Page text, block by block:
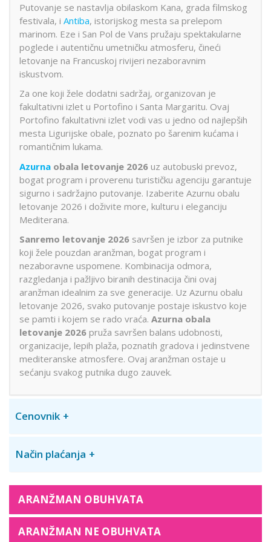
Putovanje se nastavlja obilaskom Kana, grada filmskog
festivala, i Antiba, istorijskog mesta sa prelepom
marinom. Eze i San Pol de Vans pružaju spektakularne
poglede i autentičnu umetničku atmosferu, čineći
letovanje na Francuskoj rivijeri nezaboravnim
iskustvom.
Za one koji žele dodatni sadržaj, organizovan je
fakultativni izlet u Portofino i Santa Margaritu. Ovaj
Portofino fakultativni izlet vodi vas u jedno od najlepših
mesta Ligurijske obale, poznato po šarenim kućama i
romantičnim lukama.
Azurna obala letovanje 2026 uz autobuski prevoz,
bogat program i proverenu turističku agenciju garantuje
sigurno i sadržajno putovanje. Izaberite Azurnu obalu
letovanje 2026 i doživite more, kulturu i eleganciju
Mediterana.
Sanremo letovanje 2026 savršen je izbor za putnike
koji žele pouzdan aranžman, bogat program i
nezaboravne uspomene. Kombinacija odmora,
razgledanja i pažljivo biranih destinacija čini ovaj
aranžman idealnim za sve generacije. Uz Azurnu obalu
letovanje 2026, svako putovanje postaje iskustvo koje
se pamti i kojem se rado vraća. Azurna obala
letovanje 2026 pruža savršen balans udobnosti,
organizacije, lepih plaža, poznatih gradova i jedinstvene
mediteranske atmosfere. Ovaj aranžman ostaje u
sećanju svakog putnika dugo zauvek.
Cenovnik
Način plaćanja
ARANŽMAN OBUHVATA
ARANŽMAN NE OBUHVATA